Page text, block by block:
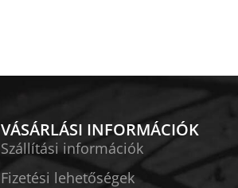
VÁSÁRLÁSI INFORMÁCIÓK
Szállítási információk
Fizetési lehetőségek